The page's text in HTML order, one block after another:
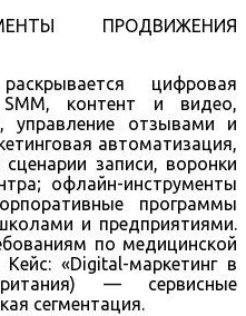
ПРОДВИЖЕНИЯ
цифровая
контент и видео,
управление отзывами и
автоматизация,
записи, воронки
офлайн-инструменты
программы
и предприятиями.
по медицинской
«Digital-маркетинг в
— сервисные
сегментация.